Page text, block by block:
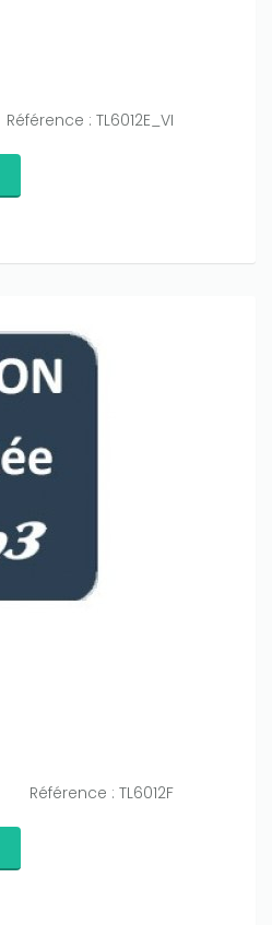
Référence : TL6012E_VI
Référence : TL6012F